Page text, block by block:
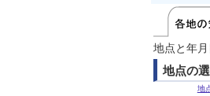
地点と年
地点の
地